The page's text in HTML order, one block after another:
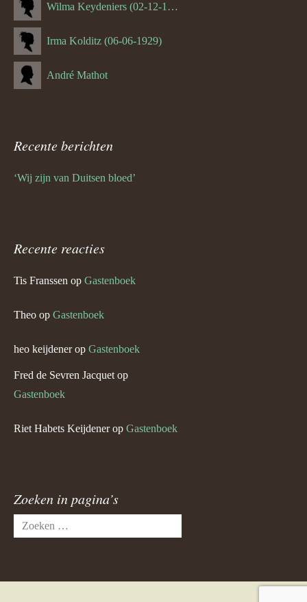
Wilma Keydeniers (02-12-1953)
Irma Kolditz (06-06-1929)
André Mathot
Recente berichten
‘Wij zijn van Duitsen bloed’
Recente reacties
Tis Franssen op Gastenboek
Theo op Gastenboek
heo keijdenerop Gastenboek
Fred de Sevren Jacquet op
Gastenboek
Riet Habets Keijdenerop Gastenboek
Zoeken in pagina’s
Zoeken
naar: